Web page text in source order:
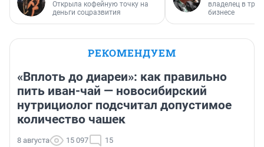
Открыла кофейную точку на
деньги соцразвития
владелец в
бизнесе
РЕКОМЕНДУЕМ
«Вплоть до диареи»: как правильно
пить иван-чай — новосибирский
нутрициолог подсчитал допустимое
количество чашек
8 августа 15 097 15